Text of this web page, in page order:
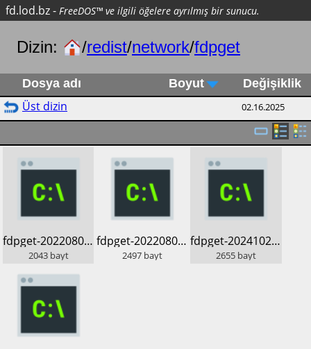
fd.lod.bz- FreeDOS™ ve ilgili öğelere ayrılmış bir sunucu.
Dizin: /redist/network/fdpget
Dosya adı Boyut Değişiklik
Üst dizin 02.16.2025
​fdpget-20220801.bat
2043 bayt
​fdpget-20220805.bat
2497 bayt
​fdpget-20241027.bat
2655 bayt